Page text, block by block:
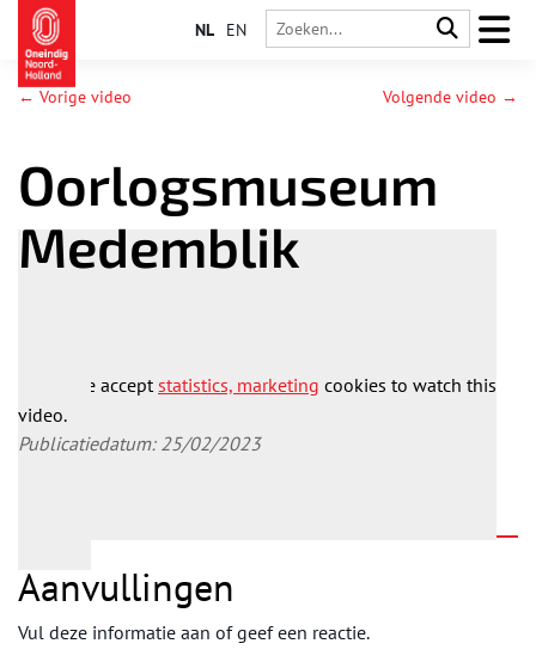
NL EN
← Vorige video Volgende video →
Oorlogsmuseum
Medemblik
Please acceptstatistics, marketing cookies to watch this
video.
Publicatiedatum: 25/02/2023
Aanvullingen
Vul deze informatie aan of geef een reactie.